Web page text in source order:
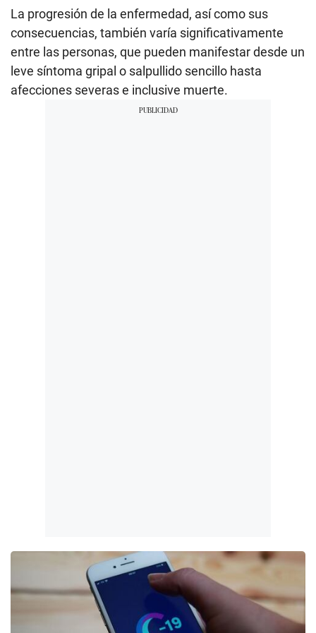
La progresión de la enfermedad, así como sus
consecuencias, también varía significativamente
entre las personas, que pueden manifestar desde un
leve síntoma gripal o salpullido sencillo hasta
afecciones severas e inclusive muerte.